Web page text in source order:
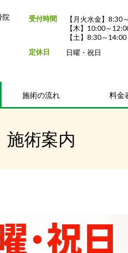
院 受付時間
【月火水金】
【木】10:00～
【土】8:30～14:00
定休日
日曜・祝日
施術の流れ 料金
施術案内